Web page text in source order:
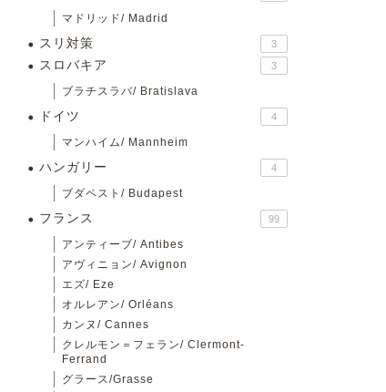
マドリッド/ Madrid
スリ対策 3
スロバキア 3
ブラチスラバ/ Bratislava
ドイツ 4
マンハイム/ Mannheim
ハンガリー 4
ブダペスト/ Budapest
フランス 99
アンティーブ/ Antibes
アヴィニョン/ Avignon
エズ/ Eze
オルレアン/ Orléans
カンヌ/ Cannes
クレルモン＝フェラン/ Clermont-
Ferrand
グラース/Grasse